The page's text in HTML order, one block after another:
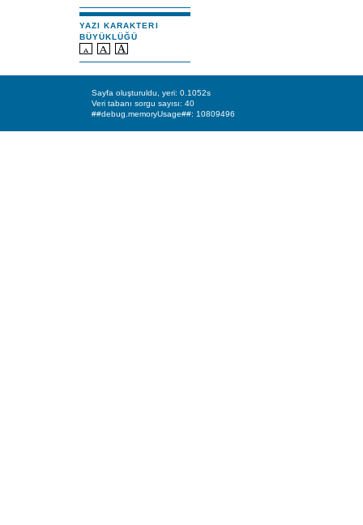
YAZI KARAKTERI
BÜYÜKLÜĞÜ
Sayfa oluşturuldu, yeri: 0.1052s
Veri tabanı sorgu sayısı: 40
##debug.memoryUsage##: 10809496